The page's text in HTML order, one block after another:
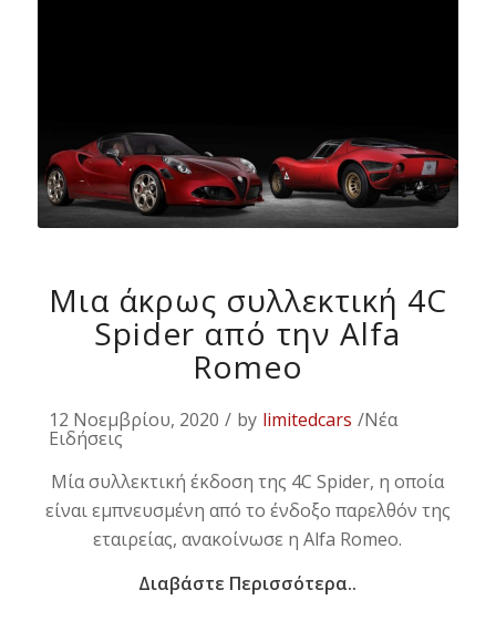
Μια άκρως συλλεκτική 4C
Spider από την Alfa
Romeo
12 Νοεμβρίου, 2020 / by limitedcars /Νέα
Ειδήσεις
Μία συλλεκτική έκδοση της 4C Spider, η οποία
είναι εμπνευσμένη από το ένδοξο παρελθόν της
εταιρείας, ανακοίνωσε η Alfa Romeo.
Διαβάστε Περισσότερα..